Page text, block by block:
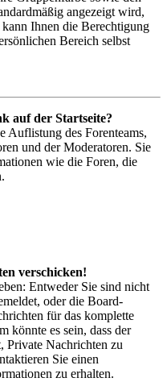
angezeigt wird,
Ihnen die Berechtigung
Bereich selbst
auf der Startseite?
Auflistung des Forenteams,
und der Moderatoren. Sie
wie die Foren, die
verschicken!
Entweder Sie sind nicht
oder die Board-
für das komplette
könnte es sein, dass der
Private Nachrichten zu
Sie einen
zu erhalten.